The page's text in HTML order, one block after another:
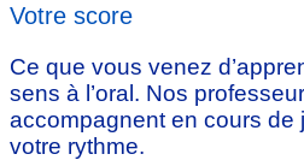
Votre score
Ce que vous venez
sens à l’oral. Nos
accompagnent en cours de
votre rythme.